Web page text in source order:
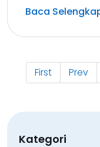
Baca
First Prev
Kategori